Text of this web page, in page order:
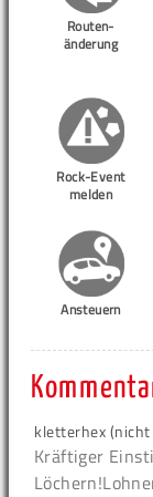
Routen-
änderung
Rock-Event
melden
Ansteuern
kletterhex
Kräftiger